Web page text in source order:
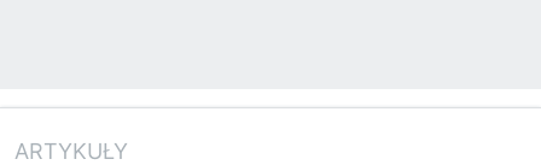
ARTYKUŁY